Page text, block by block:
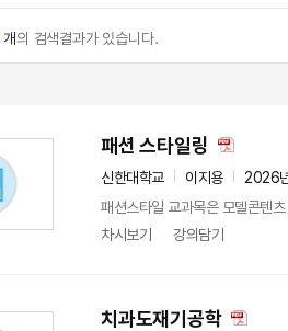
개의 검색결과가 있습니다.
패션 스타일링
신한대학교 이지용
2026
패션스타일 교과목은 모델콘텐
차시보기
강의담기
치과도재기공학